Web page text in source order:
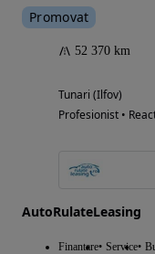
Promovat
52 370 km
Tunari (Ilfov)
Profesionist •
AutoRulateLeasing
Finantare Service